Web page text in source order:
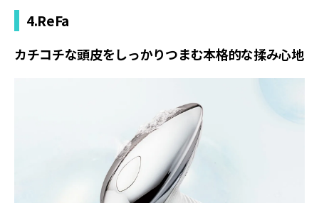
4.ReFa
カチコチな頭皮をしっかりつまむ本格的な揉み心地